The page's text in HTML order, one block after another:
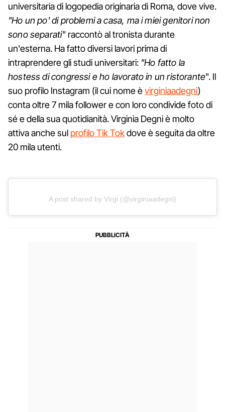
universitaria di logopedia originaria di Roma, dove vive.
"Ho un po' di problemi a casa, ma i miei genitori non
sono separati"raccontò al tronista durante
un'esterna. Ha fatto diversi lavori prima di
intraprendere gli studi universitari: "Ho fatto la
hostess di congressi e ho lavorato in un ristorante". Il
suo profilo Instagram (il cui nome èvirginiaadegni)
conta oltre 7 mila follower e con loro condivide foto di
sé e della sua quotidianità. Virginia Degni è molto
attiva anche sul profilo Tik Tokdove è seguita da oltre
20 mila utenti.
A post shared by Virgi (@virginiaadegni)